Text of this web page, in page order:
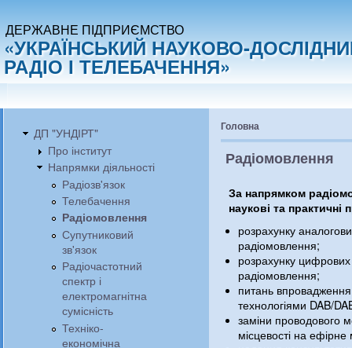
ДЕРЖАВНЕ ПІДПРИЄМСТВО
«УКРАЇНСЬКИЙ НАУКОВО-
РАДІО І ТЕЛЕБАЧЕННЯ»
ДП "УНДІРТ"
Про інститут
Напрямки діяльності
Радіозв'язок
Телебачення
Радіомовлення
Супутниковий
зв'язок
Радіочастотний
спектр і
електромагнітна
сумісність
Техніко-
економічна
Головна
Радіомовлення
За напрямком
наукові та
розрахунку
радіомовлення;
розрахунку
радіомовлення;
питань
технологіями DAB/
заміни проводового
місцевості на